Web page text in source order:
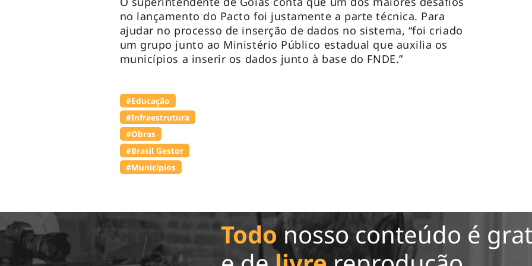
no lançamento do Pacto foi justamente a parte técnica. Para
ajudar no processo de inserção de dados no sistema, “foi criado
um grupo junto ao Ministério Público estadual que auxilia os
municípios a inserir os dados junto à base do FNDE.”
#Educação
#Infraestrutura
#Obras
#Brasil Gestor
#Municípios
Todonosso conteúdo é